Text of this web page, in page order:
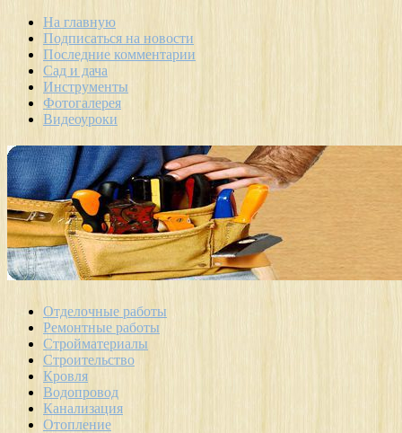
На главную
Подписаться на новости
Последние комментарии
Сад и дача
Инструменты
Фотогалерея
Видеоуроки
Отделочные работы
Ремонтные работы
Стройматериалы
Строительство
Кровля
Водопровод
Канализация
Отопление